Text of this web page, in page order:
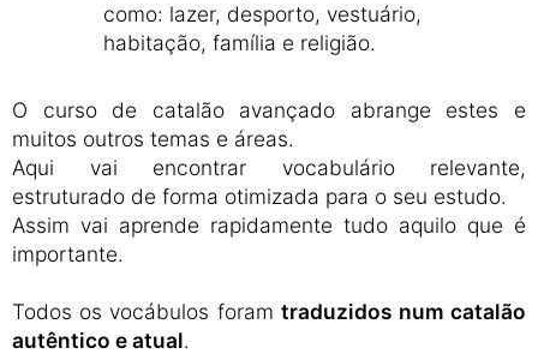
como: lazer, desporto, vestuário,
habitação, família e religião.
O curso de catalão avançado abrange estes e
muitos outros temas e áreas.
Aqui vai encontrar vocabulário relevante,
estruturado de forma otimizada para o seu estudo.
Assim vai aprende rapidamente tudo aquilo que é
importante.
Todos os vocábulos foram traduzidos num catalão
autêntico e atual.